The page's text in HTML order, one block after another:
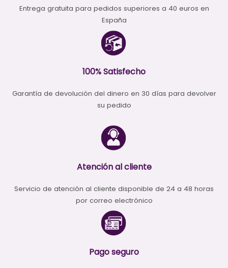
la
página
Entrega gratuita para pedidos superiores a 40 euros en
España
100% Satisfecho
Garantía de devolución del dinero en 30 días para devolver
su pedido
Atención al cliente
Servicio de atención al cliente disponible de 24 a 48 horas
por correo electrónico
Pago seguro